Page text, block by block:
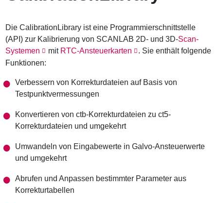
a
t
i
o
Die CalibrationLibrary ist eine Programmierschnittstelle
(API) zur Kalibrierung von SCANLAB 2D- und 3D-Scan-
Systemen
mit RTC-Ansteuerkarten
. Sie enthält folgende
Funktionen:
Verbessern von Korrekturdateien auf Basis von
Testpunktvermessungen
Konvertieren von ctb-Korrekturdateien zu ct5-
Korrekturdateien und umgekehrt
Umwandeln von Eingabewerte in Galvo-Ansteuerwerte
und umgekehrt
Abrufen und Anpassen bestimmter Parameter aus
Korrekturtabellen